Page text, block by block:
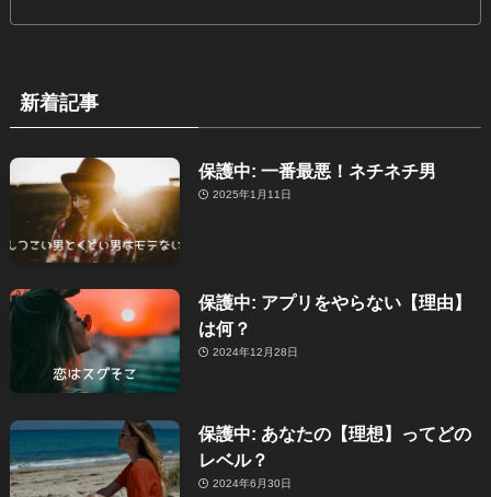
新着記事
保護中: 一番最悪！ネチネチ男
2025年1月11日
保護中: アプリをやらない【理由】
は何？
2024年12月28日
保護中: あなたの【理想】ってどの
レベル？
2024年6月30日